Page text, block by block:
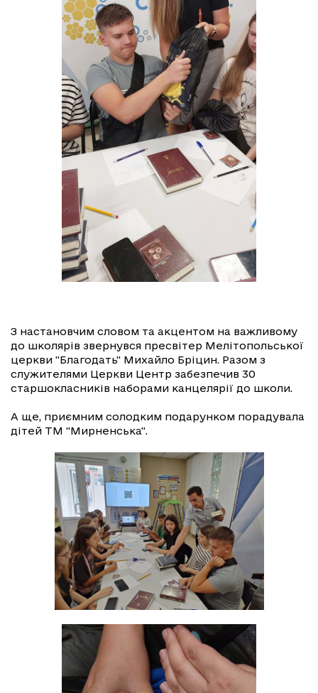
З настановчим словом та акцентом на важливому
до школярів звернувся пресвітер Мелітопольської
церкви "Благодать" Михайло Бріцин. Разом з
служителями Церкви Центр забезпечив 30
старшокласників наборами канцелярії до школи.
А ще, приємним солодким подарунком порадувала
дітей ТМ "Мирненська".